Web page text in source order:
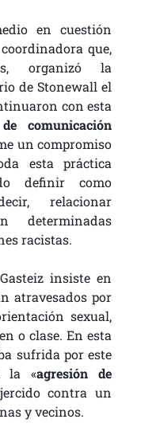
en cuestión
que,
organizó la
de Stonewall el
con esta
comunicación
un compromiso
esta práctica
definir como
relacionar
determinadas
racistas.
insiste en
atravesados por
sexual,
o clase. En esta
sufrida por este
la «agresión de
contra un
y vecinos.